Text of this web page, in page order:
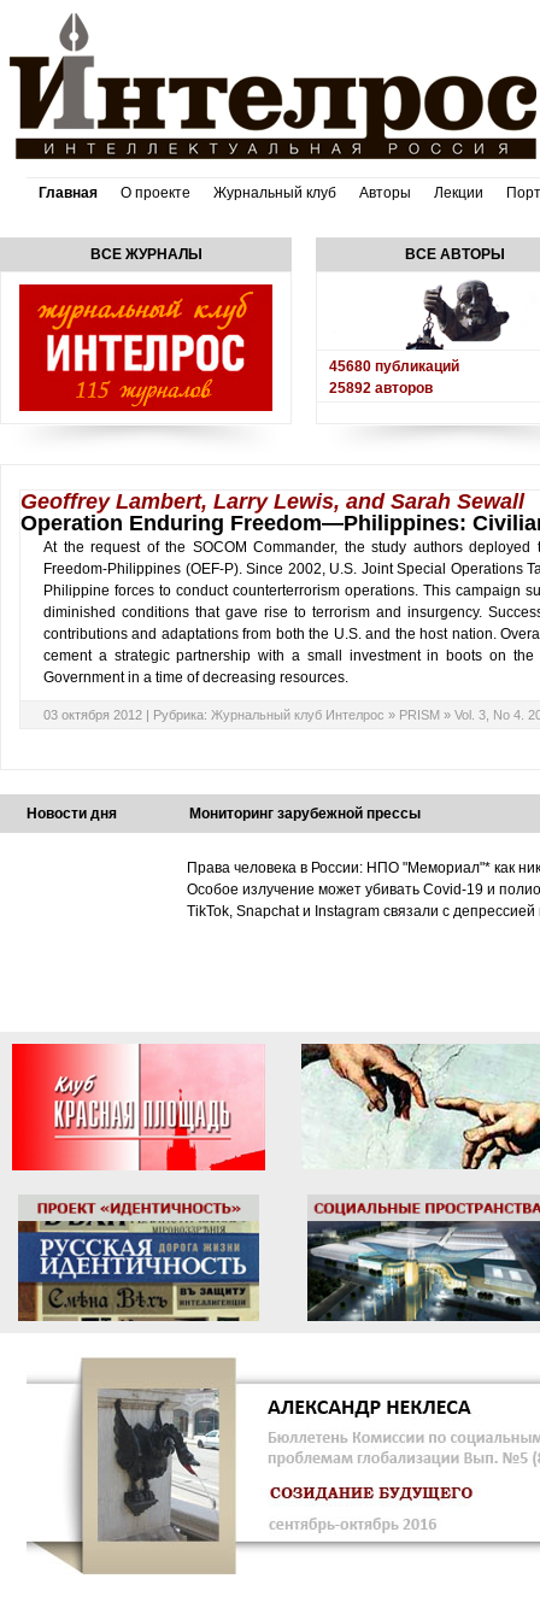
Главная О проекте Журнальный клуб Авторы Лекции
ВСЕ ЖУРНАЛЫ ВСЕ АВТОРЫ
45680 публикаций
25892 авторов
Geoffrey Lambert, Larry Lewis, and Sarah Sewall
Operation Enduring Freedom—Philippines:
At the request of the SOCOM Commander, the study authors
Freedom-Philippines (OEF-P). Since 2002, U.S. Joint Special Operations
Philippine forces to conduct counterterrorism operations. This campaign
diminished conditions that gave rise to terrorism and insurgency.
contributions and adaptations from both the U.S. and the host nation.
cement a strategic partnership with a small investment in boots on
Government in a time of decreasing resources.
03 октября 2012 | Рубрика: Журнальный клуб Интелрос » PRISM » Vol. 3, No 4.
Новости дня Мониторинг зарубежной прессы
Права человека в России: НПО "Мемориал"* как
Особое излучение может убивать Covid-19 и
TikTok, Snapchat и Instagram связали с